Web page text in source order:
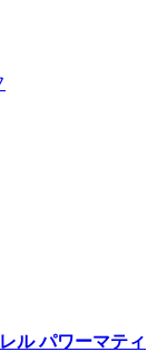
ル パワーマティ